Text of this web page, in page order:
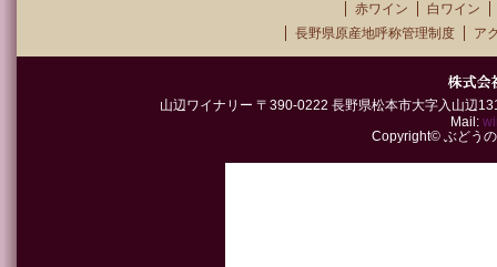
赤ワイン
白ワイン
長野県原産地呼称管理制度
ア
山辺ワイナリー 〒390-0222 長野県松本市大字入山辺
Mail:
Copyright© ぶどう